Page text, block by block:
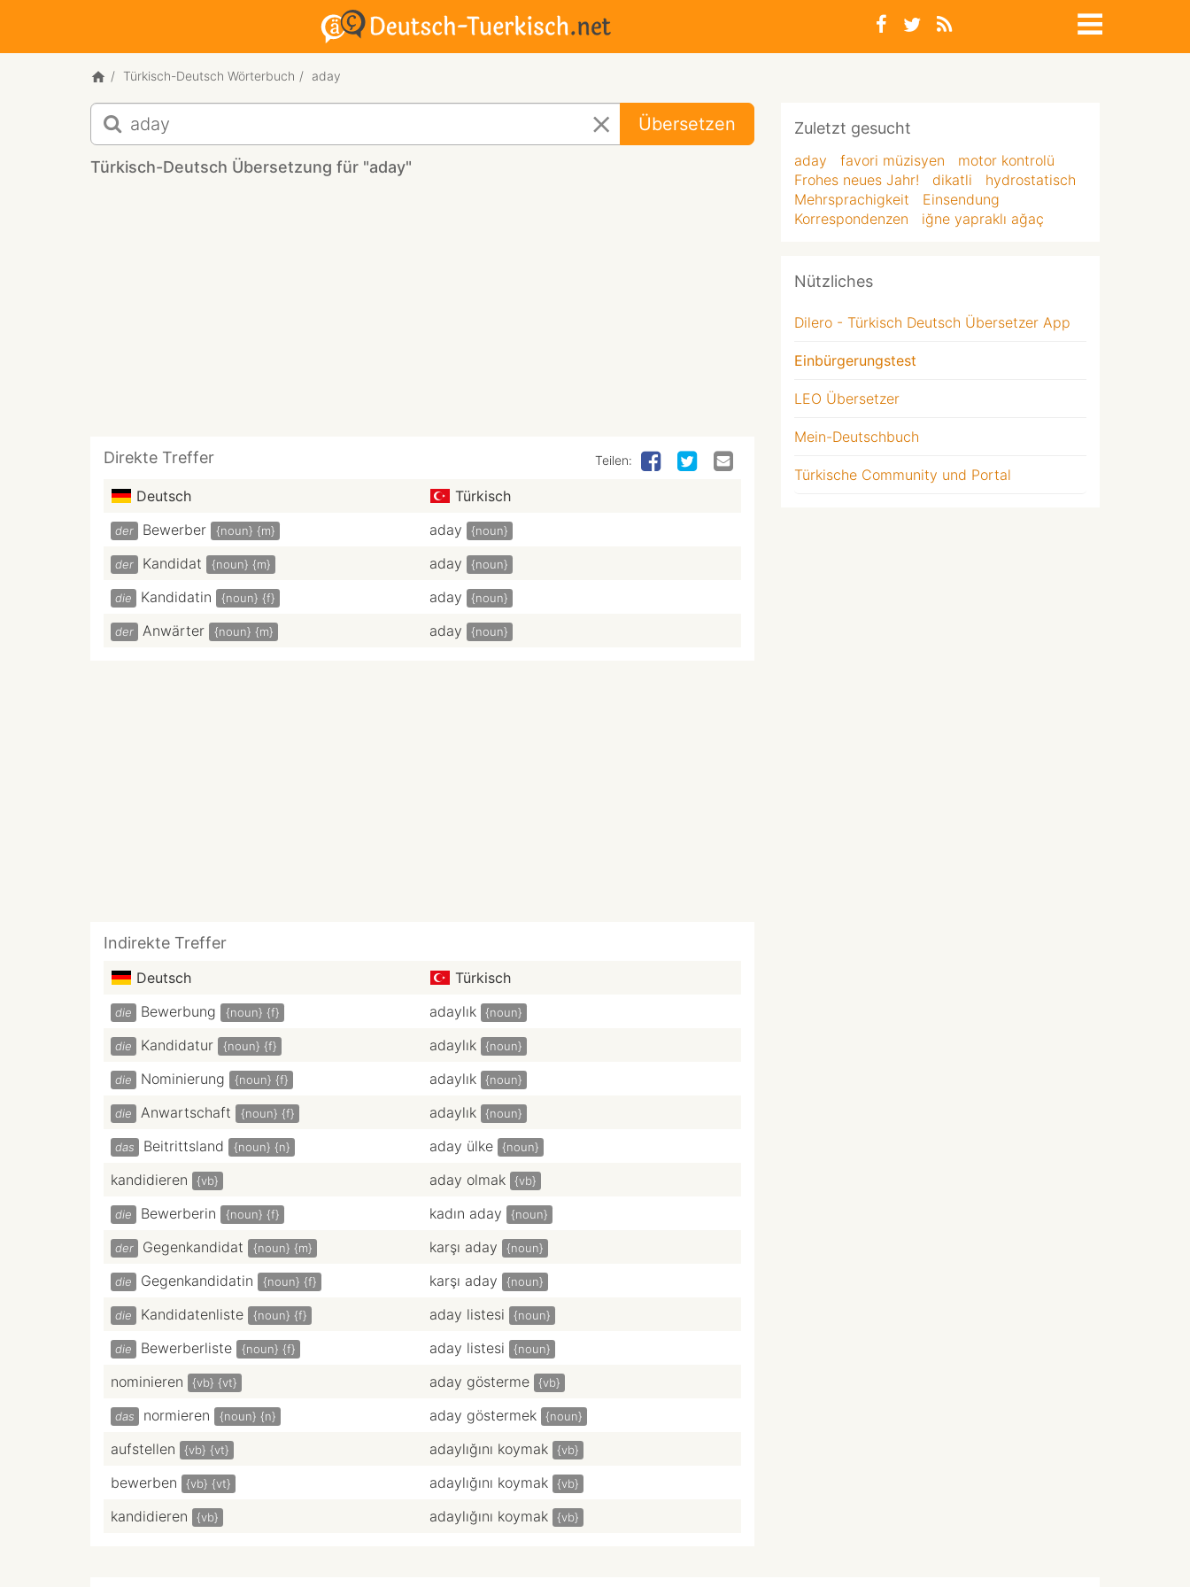
Türkisch-Deutsch Wörterbuch aday
Türkisch-
Deutsch
Übersetzung
für
Übersetzen
Türkisch-Deutsch Übersetzung für "aday"
Direkte Treffer Teilen:
Deutsch Türkisch
der Bewerber {noun} {m} aday {noun}
der Kandidat {noun} {m} aday {noun}
die Kandidatin {noun} {f} aday {noun}
der Anwärter {noun} {m} aday {noun}
Indirekte Treffer
Deutsch Türkisch
die Bewerbung {noun} {f} adaylık {noun}
die Kandidatur {noun} {f} adaylık {noun}
die Nominierung {noun} {f} adaylık {noun}
die Anwartschaft {noun} {f} adaylık {noun}
das Beitrittsland {noun} {n} aday ülke {noun}
kandidieren {vb} aday olmak {vb}
die Bewerberin {noun} {f} kadın aday {noun}
der Gegenkandidat {noun} {m} karşı aday {noun}
die Gegenkandidatin {noun} {f} karşı aday {noun}
die Kandidatenliste {noun} {f} aday listesi {noun}
die Bewerberliste {noun} {f} aday listesi {noun}
nominieren {vb} {vt} aday gösterme {vb}
das normieren {noun} {n} aday göstermek {noun}
aufstellen {vb} {vt} adaylığını koymak {vb}
bewerben {vb} {vt} adaylığını koymak {vb}
kandidieren {vb} adaylığını koymak {vb}
Zuletzt gesucht
aday favori müzisyen
motor kontrolü
Frohes neues Jahr!
dikatli
hydrostatisch
Mehrsprachigkeit
Einsendung
Korrespondenzen
iğne yapraklı ağaç
Nützliches
Dilero - Türkisch Deutsch Übersetzer App
Einbürgerungstest
LEO Übersetzer
Mein-Deutschbuch
Türkische Community und Portal